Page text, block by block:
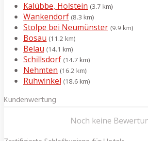
Kalübbe, Holstein (3.7 km)
Wankendorf (8.3 km)
Stolpe bei Neumünster (9.9 km)
Bosau (11.2 km)
Belau (14.1 km)
Schillsdorf (14.7 km)
Nehmten (16.2 km)
Ruhwinkel (18.6 km)
Kundenwertung
Noch keine